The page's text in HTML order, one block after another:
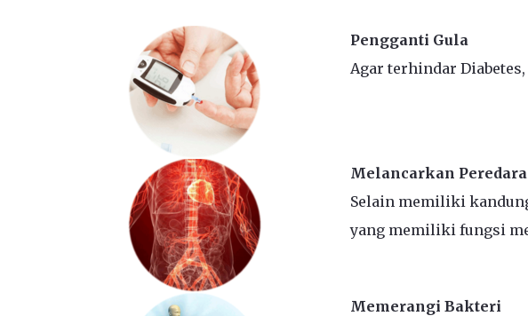
Pengganti Gula
Agar terhindar
Melancarkan
Selain memiliki
yang memiliki fungsi
Memerangi Bakteri